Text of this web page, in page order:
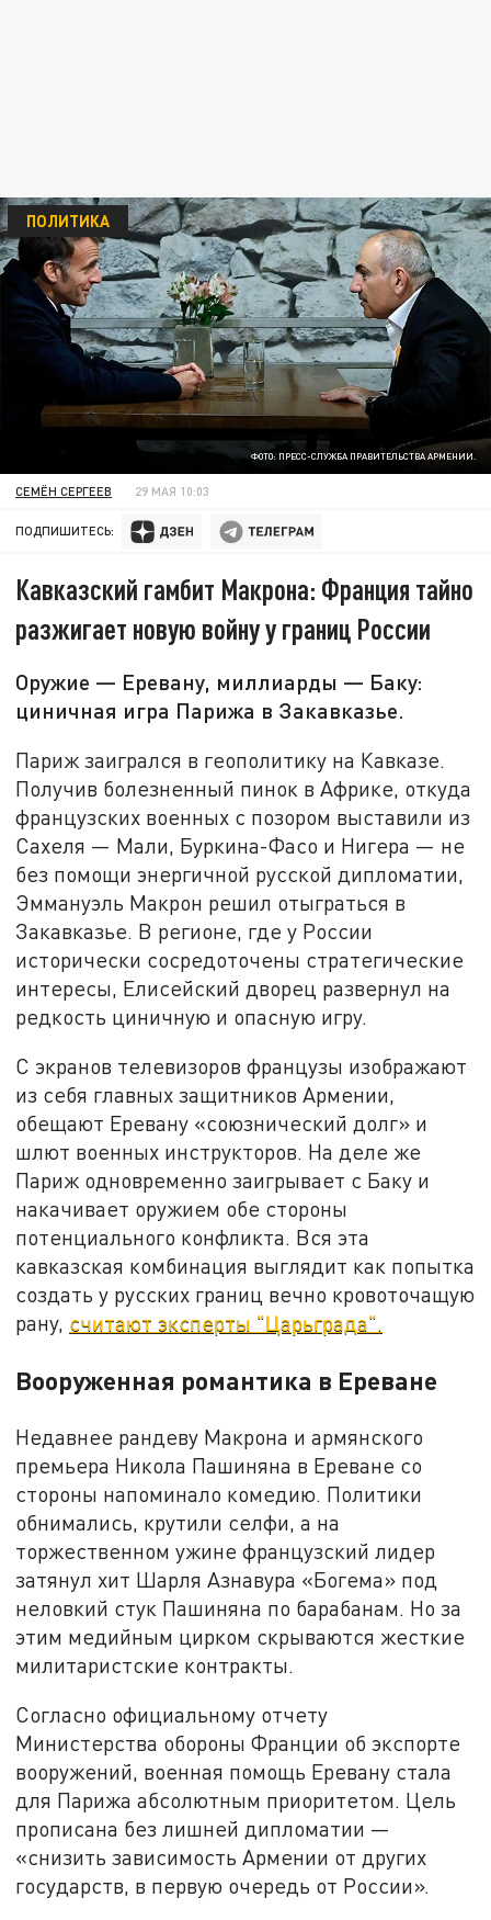
ФОТО: ПРЕСС-СЛУЖБА ПРАВИТЕЛЬСТВА АРМЕНИИ.
ПОЛИТИКА
СЕМЁН СЕРГЕЕВ 29 МАЯ 10:03
ПОДПИШИТЕСЬ:
Кавказский гамбит Макрона: Франция тайно
разжигает новую войну у границ России
Оружие — Еревану, миллиарды — Баку:
циничная игра Парижа в Закавказье.
Париж заигрался в геополитику на Кавказе.
Получив болезненный пинок в Африке, откуда
французских военных с позором выставили из
Сахеля — Мали, Буркина-Фасо и Нигера — не
без помощи энергичной русской дипломатии,
Эммануэль Макрон решил отыграться в
Закавказье. В регионе, где у России
исторически сосредоточены стратегические
интересы, Елисейский дворец развернул на
редкость циничную и опасную игру.
С экранов телевизоров французы изображают
из себя главных защитников Армении,
обещают Еревану «союзнический долг» и
шлют военных инструкторов. На деле же
Париж одновременно заигрывает с Баку и
накачивает оружием обе стороны
потенциального конфликта. Вся эта
кавказская комбинация выглядит как попытка
создать у русских границ вечно кровоточащую
рану, считают эксперты "Царьграда".
Вооруженная романтика в Ереване
Недавнее рандеву Макрона и армянского
премьера Никола Пашиняна в Ереване со
стороны напоминало комедию. Политики
обнимались, крутили селфи, а на
торжественном ужине французский лидер
затянул хит Шарля Азнавура «Богема» под
неловкий стук Пашиняна по барабанам. Но за
этим медийным цирком скрываются жесткие
милитаристские контракты.
Согласно официальному отчету
Министерства обороны Франции об экспорте
вооружений, военная помощь Еревану стала
для Парижа абсолютным приоритетом. Цель
прописана без лишней дипломатии —
«снизить зависимость Армении от других
государств, в первую очередь от России».